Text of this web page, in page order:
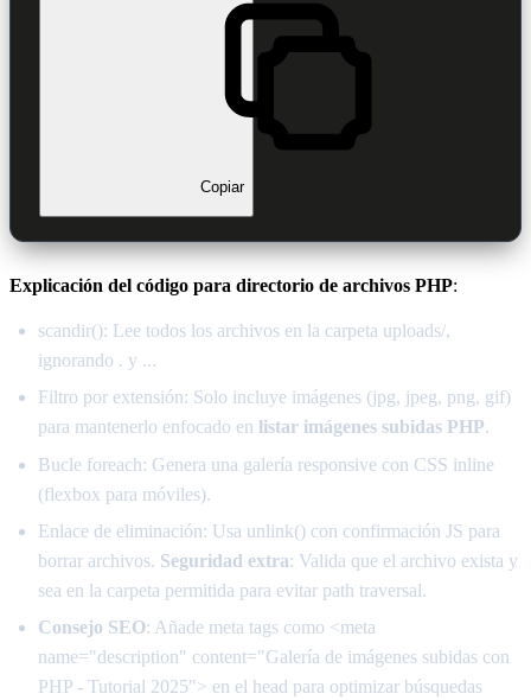
Copiar
Explicación del código para directorio de archivos PHP:
scandir(): Lee todos los archivos en la carpeta uploads/,
ignorando . y ...
Filtro por extensión: Solo incluye imágenes (jpg, jpeg, png, gif)
para mantenerlo enfocado en listar imágenes subidas PHP.
Bucle foreach: Genera una galería responsive con CSS inline
(flexbox para móviles).
Enlace de eliminación: Usa unlink() con confirmación JS para
borrar archivos. Seguridad extra: Valida que el archivo exista y
sea en la carpeta permitida para evitar path traversal.
Consejo SEO: Añade meta tags como <meta
name="description" content="Galería de imágenes subidas con
PHP - Tutorial 2025"> en el head para optimizar búsquedas